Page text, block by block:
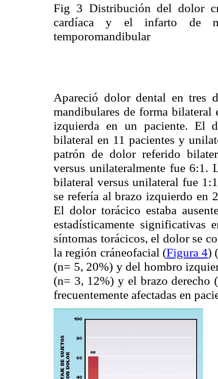
Fig 3 Distribución del dolor
cardíaca y el infarto de
temporomandibular
Apareció dolor dental en tres
mandibulares de forma bilateral
izquierda en un paciente. El
bilateral en 11 pacientes y
patrón de dolor referido
versus unilateralmente fue 6:1.
bilateral versus unilateral fue
se refería al brazo izquierdo en
El dolor torácico estaba
estadísticamente significativas
síntomas torácicos, el dolor se
la región cráneofacial (Figura 4)
(n= 5, 20%) y del hombro
(n= 3, 12%) y el brazo derecho
frecuentemente afectadas en